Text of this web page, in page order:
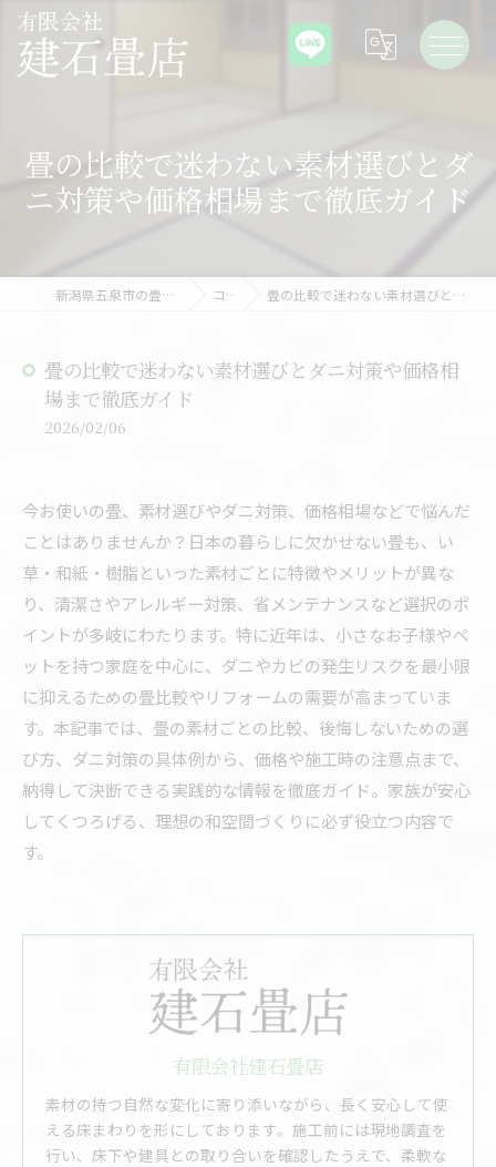
畳の比較で迷わない素材選びとダ
ニ対策や価格相場まで徹底ガイド
新潟県五泉市の畳なら有限会社建石畳店 コラム 畳の比較で迷わない素材選びとダニ対策や価格相場まで徹底ガイド
畳の比較で迷わない素材選びとダニ対策や価格相
場まで徹底ガイド
2026/02/06
今お使いの畳、素材選びやダニ対策、価格相場などで悩んだ
ことはありませんか？日本の暮らしに欠かせない畳も、い
草・和紙・樹脂といった素材ごとに特徴やメリットが異な
り、清潔さやアレルギー対策、省メンテナンスなど選択のポ
イントが多岐にわたります。特に近年は、小さなお子様やペ
ットを持つ家庭を中心に、ダニやカビの発生リスクを最小限
に抑えるための畳比較やリフォームの需要が高まっていま
す。本記事では、畳の素材ごとの比較、後悔しないための選
び方、ダニ対策の具体例から、価格や施工時の注意点まで、
納得して決断できる実践的な情報を徹底ガイド。家族が安心
してくつろげる、理想の和空間づくりに必ず役立つ内容で
す。
有限会社建石畳店
素材の持つ自然な変化に寄り添いながら、長く安心して使
える床まわりを形にしております。施工前には現地調査を
行い、床下や建具との取り合いを確認したうえで、柔軟な